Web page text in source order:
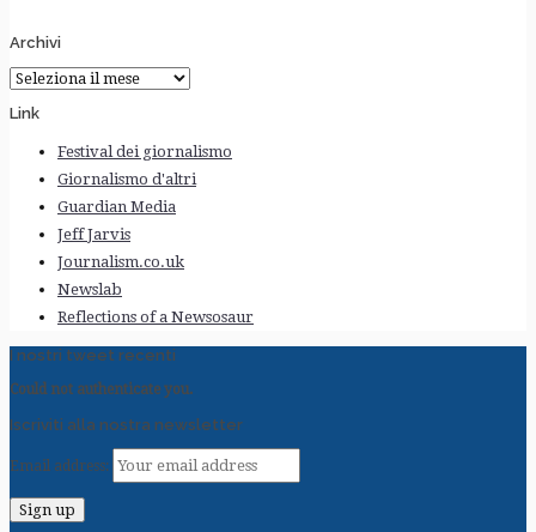
Archivi
Archivi
Link
Festival dei giornalismo
Giornalismo d'altri
Guardian Media
Jeff Jarvis
Journalism.co.uk
Newslab
Reflections of a Newsosaur
I nostri tweet recenti
Could not authenticate you.
Iscriviti alla nostra newsletter
Email address: